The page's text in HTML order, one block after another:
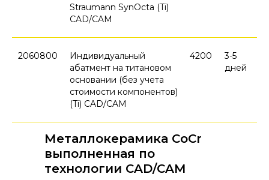
Straumann SynOcta (Ti)
CAD/CAM
2060800
Индивидуальный
абатмент на титановом
основании (без учета
стоимости компонентов)
(Ti) CAD/CAM
4200
3-5
дней
Металлокерамика CoCr
выполненная по
технологии CAD/CAM